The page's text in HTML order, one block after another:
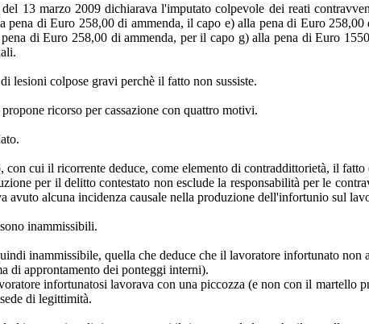
13 marzo 2009 dichiarava l'imputato colpevole dei reati
pena di Euro 258,00 di ammenda, il capo e) alla pena di Euro
di Euro 258,00 di ammenda, per il capo g) alla pena di Euro
lesioni colpose gravi perchè il fatto non sussiste.
ricorso per cassazione con quattro motivi.
cui il ricorrente deduce, come elemento di contraddittorietà, il fatto
per il delitto contestato non esclude la responsabilità per le
avuto alcuna incidenza causale nella produzione dell'infortunio sul
inammissibili.
inammissibile, quella che deduce che il lavoratore infortunato
di approntamento dei ponteggi interni).
infortunatosi lavorava con una piccozza (e non con il martello
di legittimità.